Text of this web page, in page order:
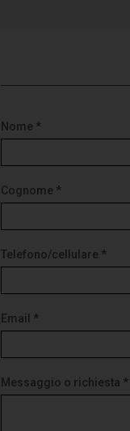
Nome *
Cognome *
Telefono/cellulare *
Email *
Messaggio o richiesta *